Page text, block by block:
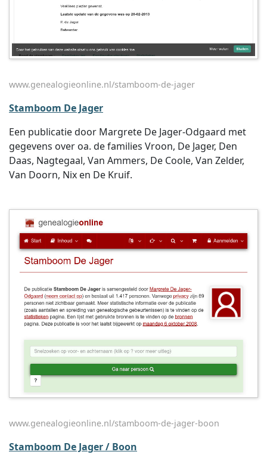
www.genealogieonline.nl/stamboom-de-jager
Stamboom De Jager
Een publicatie door Margrete De Jager-Odgaard met
gegevens over oa. de families Vroon, De Jager, Den
Daas, Nagtegaal, Van Ammers, De Coole, Van Zelder,
Van Doorn, Nix en De Kruif.
www.genealogieonline.nl/stamboom-de-jager-boon
Stamboom De Jager / Boon